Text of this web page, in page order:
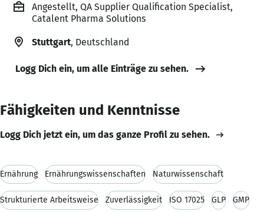
Angestellt, QA Supplier Qualification Specialist,
Catalent Pharma Solutions
Stuttgart, Deutschland
Logg Dich ein, um alle Einträge zu sehen.
Fähigkeiten und Kenntnisse
Logg Dich jetzt ein, um das ganze Profil zu sehen.
Ernährung Ernährungswissenschaften Naturwissenschaft
Strukturierte Arbeitsweise Zuverlässigkeit ISO 17025 GLP GMP